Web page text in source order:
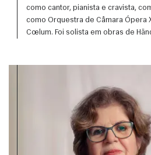
como cantor, pianista e cravista,
como Orquestra de Câmara Ópera
Cœlum. Foi solista em obras de